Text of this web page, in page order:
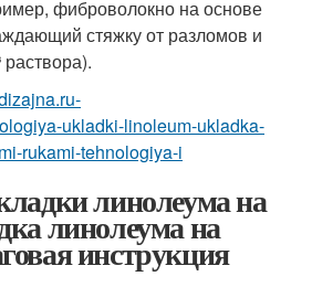
фиброволокно на основе
стяжку от разломов и
ukladki-linoleum-ukladka-
rukami-tehnologiya-i
линолеума на
линолеума на
инструкция